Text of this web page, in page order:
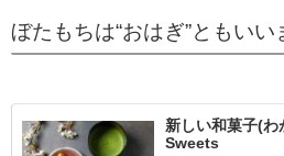
ぼたもちは“おはぎ”ともいい
新しい和菓子(
Sweets